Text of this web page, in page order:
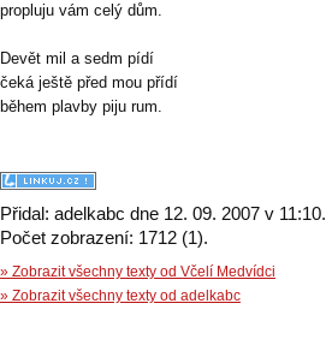
propluju vám celý dům.
Devět mil a sedm pídí
čeká ještě před mou přídí
během plavby piju rum.
Přidal: adelkabc dne 12. 09. 2007 v 11:10.
Počet zobrazení: 1712 (1).
» Zobrazit všechny texty od Včelí Medvídci
» Zobrazit všechny texty od adelkabc